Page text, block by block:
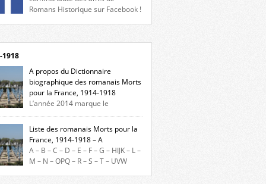
Romans Historique sur Facebook !
1918
A propos du Dictionnaire
biographique des romanais Morts
pour la France, 1914-1918
L’année 2014 marque le
du début de la Première Guerre
et ce dictionnaire biographique veut
hommage aux romanais Morts pour la
durant ce conflit. La base de cette
historique est constituée des noms
sur les plaques commémoratives de
de Ville, du lycée du Dauphiné et du lycée
Liste des romanais Morts pour la
France, 1914-1918 – A
A – B – C – D – E – F – G – HIJK – L –
M – N – OPQ – R – S – T – UVW